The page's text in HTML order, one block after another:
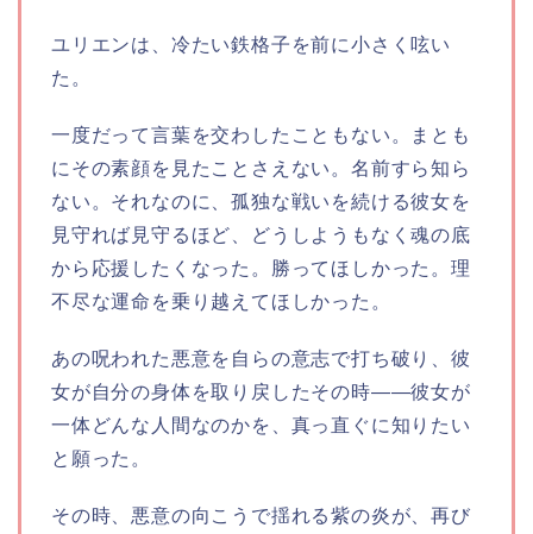
ユリエンは、冷たい鉄格子を前に小さく呟い
た。
一度だって言葉を交わしたこともない。まとも
にその素顔を見たことさえない。名前すら知ら
ない。それなのに、孤独な戦いを続ける彼女を
見守れば見守るほど、どうしようもなく魂の底
から応援したくなった。勝ってほしかった。理
不尽な運命を乗り越えてほしかった。
あの呪われた悪意を自らの意志で打ち破り、彼
女が自分の身体を取り戻したその時――彼女が
一体どんな人間なのかを、真っ直ぐに知りたい
と願った。
その時、悪意の向こうで揺れる紫の炎が、再び